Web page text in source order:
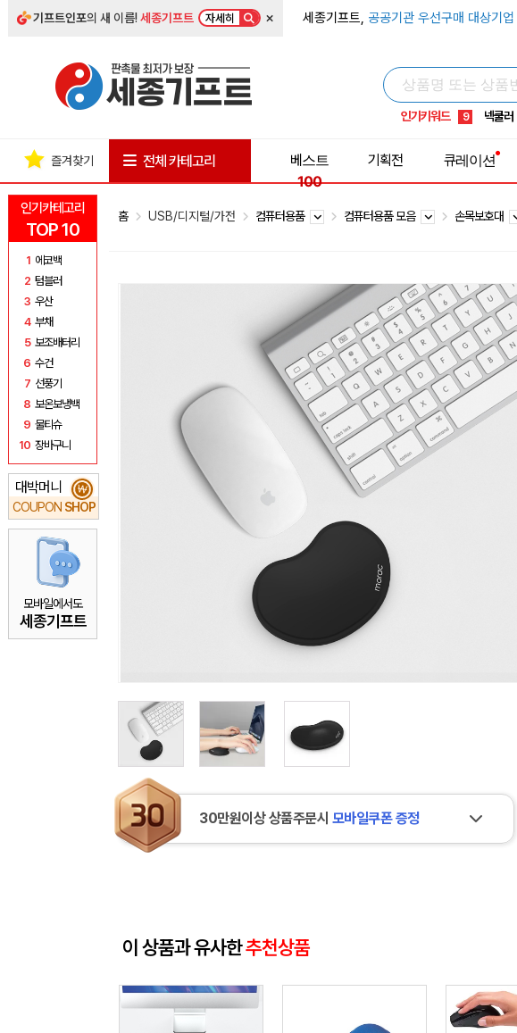
기프트인포의 새 이름!세종기프트 자세히 × 세종기프트, 공공기관 우선구매 대상기업
인기키워드
5 키캡
8 쿨토시
9 넥쿨러
1 선풍기
인기카테고리
TOP 10
1 에코백
2 텀블러
3 우산
4 부채
5 보조배터리
6 수건
7 선풍기
8 보온보냉백
9 물티슈
10 장바구니
대박머니
COUPON SHOP
₩
모바일에서도
세종기프트
즐겨찾기 전체 카테고리
베스트
100
기획전 큐레이션
홈 USB/디지털/가전 컴퓨터용품 컴퓨터용품 모음 손목보호대
30만원이상 상품주문시 모바일쿠폰 증정
이 상품과 유사한추천상품